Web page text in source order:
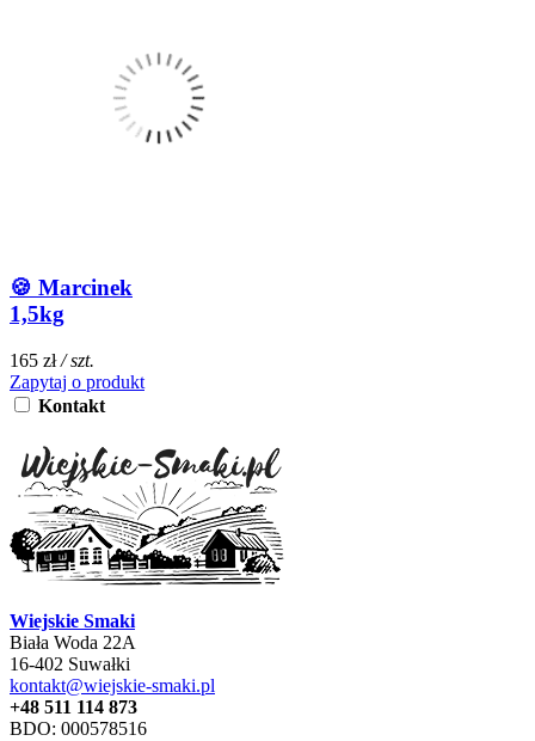
🍪 Marcinek
1,5kg
165 zł / szt.
Zapytaj o produkt
Kontakt
Wiejskie Smaki
Biała Woda 22A
16-402 Suwałki
kontakt@wiejskie-smaki.pl
+48 511 114 873
BDO: 000578516